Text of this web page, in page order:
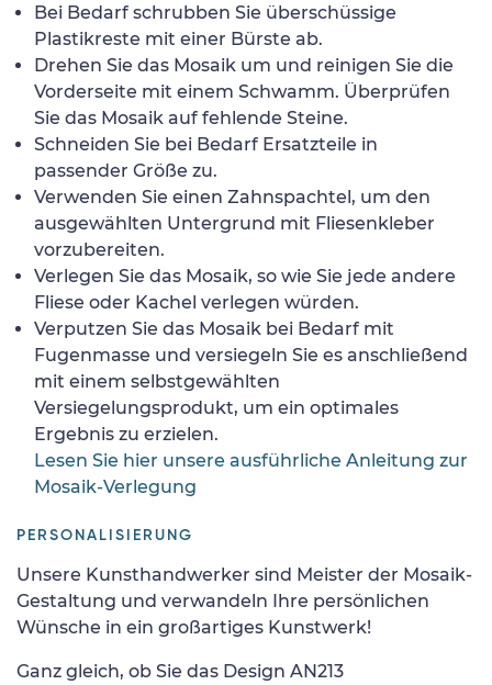
Bei Bedarf schrubben Sie überschüssige
Plastikreste mit einer Bürste ab.
Drehen Sie das Mosaik um und reinigen Sie die
Vorderseite mit einem Schwamm. Überprüfen
Sie das Mosaik auf fehlende Steine.
Schneiden Sie bei Bedarf Ersatzteile in
passender Größe zu.
Verwenden Sie einen Zahnspachtel, um den
ausgewählten Untergrund mit Fliesenkleber
vorzubereiten.
Verlegen Sie das Mosaik, so wie Sie jede andere
Fliese oder Kachel verlegen würden.
Verputzen Sie das Mosaik bei Bedarf mit
Fugenmasse und versiegeln Sie es anschließend
mit einem selbstgewählten
Versiegelungsprodukt, um ein optimales
Ergebnis zu erzielen.
Lesen Sie hier unsere ausführliche Anleitung zur
Mosaik-Verlegung
PERSONALISIERUNG
Unsere Kunsthandwerker sind Meister der Mosaik-
Gestaltung und verwandeln Ihre persönlichen
Wünsche in ein großartiges Kunstwerk!
Ganz gleich, ob Sie das Design AN213